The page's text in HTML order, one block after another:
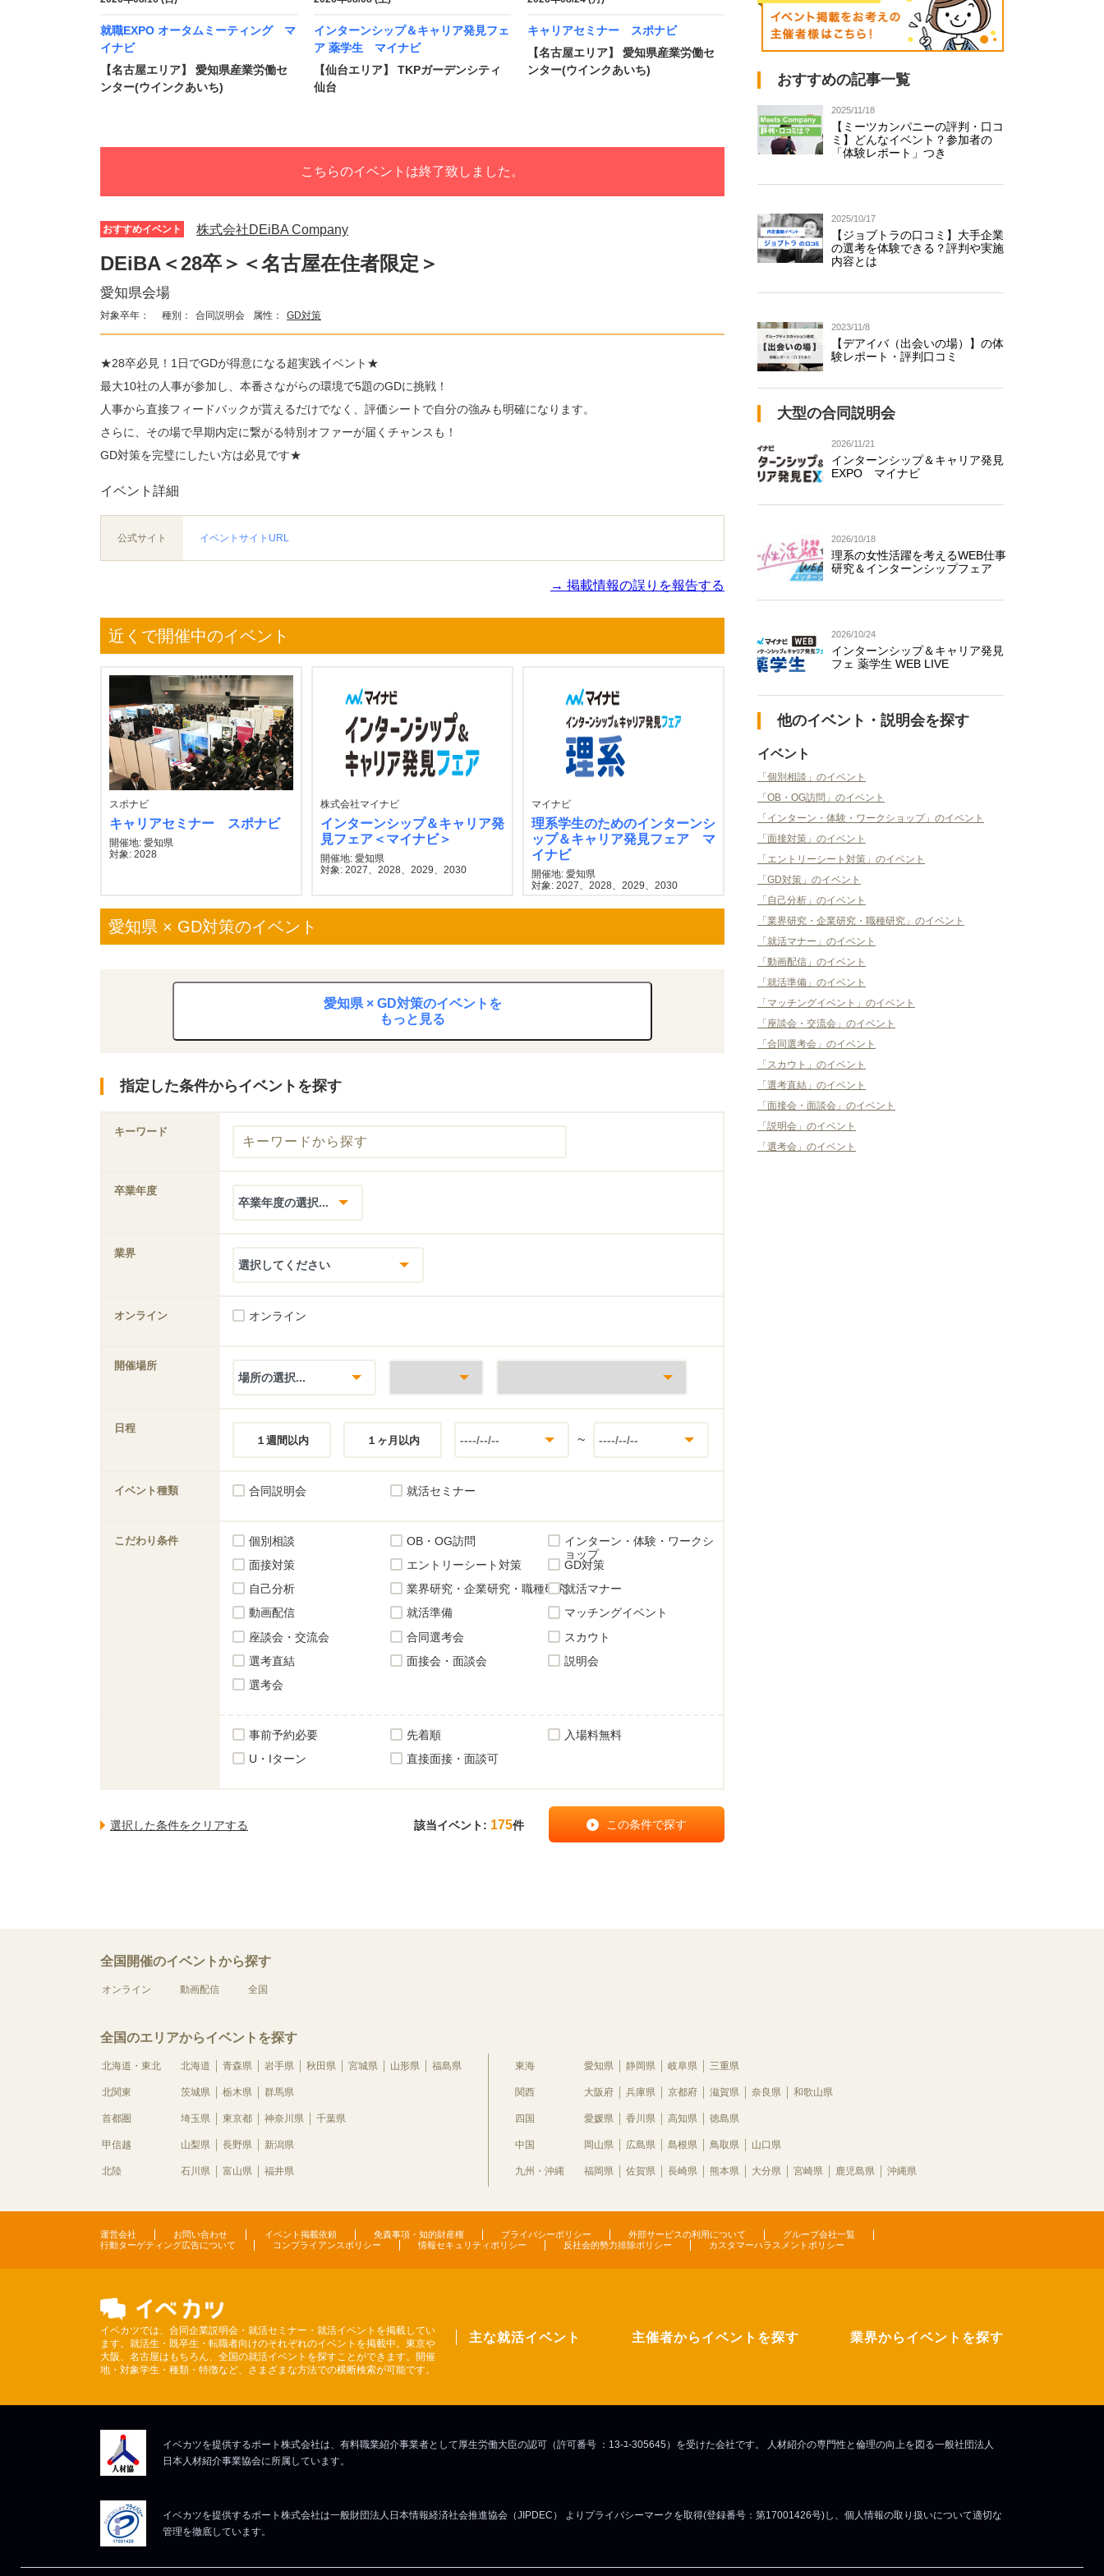
就職EXPO オータムミーティング マ
イナビ
【名古屋エリア】 愛知県産業労働セ
ンター(ウインクあいち)
インターンシップ＆キャリア発見フェ
ア 薬学生 マイナビ
【仙台エリア】 TKPガーデンシティ
仙台
キャリアセミナー スポナビ
【名古屋エリア】 愛知県産業労働セ
ンター(ウインクあいち)
こちらのイベントは終了致しました。
おすすめイベント 株式会社DEiBA Company
DEiBA＜28卒＞＜名古屋在住者限定＞
愛知県会場
対象卒年： 種別： 合同説明会 属性： GD対策
★28卒必見！1日でGDが得意になる超実践イベント★
最大10社の人事が参加し、本番さながらの環境で5題のGDに挑戦！
人事から直接フィードバックが貰えるだけでなく、評価シートで自分の強みも明確になります。
さらに、その場で早期内定に繋がる特別オファーが届くチャンスも！
GD対策を完璧にしたい方は必見です★
イベント詳細
公式サイト イベントサイトURL
→ 掲載情報の誤りを報告する
近くで開催中のイベント
スポナビ
キャリアセミナー スポナビ
開催地: 愛知県
対象: 2028
株式会社マイナビ
インターンシップ＆キャリア発
見フェア＜マイナビ＞
開催地: 愛知県
対象: 2027、2028、2029、2030
マイナビ
理系学生のためのインターンシ
ップ＆キャリア発見フェア マ
イナビ
開催地: 愛知県
対象: 2027、2028、2029、2030
愛知県 × GD対策のイベント
愛知県 × GD対策のイベントを
もっと見る
指定した条件からイベントを探す
キーワード
卒業年度
業界
オンライン オンライン
開催場所
日程
１週間以内
１ヶ月以内 ~
イベント種類 合同説明会 就活セミナー
こだわり条件 個別相談 OB・OG訪問
インターン・体験・ワークシ
ョップ
面接対策
エントリーシート対策
GD対策
自己分析
業界研究・企業研究・職種研究就活マナー
動画配信
就活準備
マッチングイベント
座談会・交流会
合同選考会
スカウト
選考直結
面接会・面談会
説明会
選考会
事前予約必要 先着順
入場料無料
U・Iターン
直接面接・面談可
該当イベント: 175件
おすすめの記事一覧
2025/11/18
【ミーツカンパニーの評判・口コ
ミ】どんなイベント？参加者の
「体験レポート」つき
2025/10/17
【ジョブトラの口コミ】大手企業
の選考を体験できる？評判や実施
内容とは
2023/11/8
【デアイバ（出会いの場）】の体
験レポート・評判口コミ
大型の合同説明会
2026/11/21
インターンシップ＆キャリア発見
EXPO マイナビ
2026/10/18
理系の女性活躍を考えるWEB仕事
研究＆インターンシップフェア
2026/10/24
インターンシップ＆キャリア発見
フェ 薬学生 WEB LIVE
他のイベント・説明会を探す
イベント
「個別相談」のイベント
「OB・OG訪問」のイベント
「インターン・体験・ワークショップ」のイベント
「面接対策」のイベント
「エントリーシート対策」のイベント
「GD対策」のイベント
「自己分析」のイベント
「業界研究・企業研究・職種研究」のイベント
「就活マナー」のイベント
「動画配信」のイベント
「就活準備」のイベント
「マッチングイベント」のイベント
「座談会・交流会」のイベント
「合同選考会」のイベント
「スカウト」のイベント
「選考直結」のイベント
「面接会・面談会」のイベント
「説明会」のイベント
「選考会」のイベント
全国開催のイベントから探す
オンライン 動画配信 全国
全国のエリアからイベントを探す
北海道・東北 北海道 青森県 岩手県 秋田県 宮城県 山形県 福島県
北関東 茨城県 栃木県 群馬県
首都圏 埼玉県 東京都 神奈川県 千葉県
甲信越 山梨県 長野県 新潟県
北陸 石川県 富山県 福井県
東海 愛知県 静岡県 岐阜県 三重県
関西 大阪府 兵庫県 京都府 滋賀県 奈良県 和歌山県
四国 愛媛県 香川県 高知県 徳島県
中国 岡山県 広島県 島根県 鳥取県 山口県
九州・沖縄 福岡県 佐賀県 長崎県 熊本県 大分県 宮崎県 鹿児島県 沖縄県
運営会社 お問い合わせ イベント掲載依頼 免責事項・知的財産権 プライバシーポリシー 外部サービスの利用について
グループ会社一覧
行動ターゲティング広告について
コンプライアンスポリシー 情報セキュリティポリシー 反社会的勢力排除ポリシー カスタマーハラスメントポリシー
イベカツでは、合同企業説明会・就活セミナー・就活イベントを掲載してい
ます。就活生・既卒生・転職者向けのそれぞれのイベントを掲載中。東京や
大阪、名古屋はもちろん、全国の就活イベントを探すことができます。開催
地・対象学生・種類・特徴など、さまざまな方法での横断検索が可能です。
主な就活イベント 主催者からイベントを探す 業界からイベントを探す